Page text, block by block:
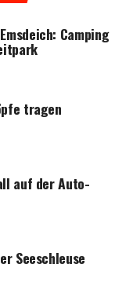
Cam­ping
tra­gen
auf der Auto­
Seeschleuse